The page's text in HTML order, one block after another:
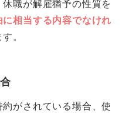
休職が解雇猶予の性質を
に相当する内容でなけれ
。
がされている場合、使